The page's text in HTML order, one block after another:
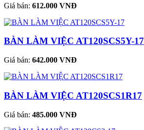
Giá bán: 612.000 VNĐ
BÀN LÀM VIỆC AT120SCS5Y-17
Giá bán: 642.000 VNĐ
BÀN LÀM VIỆC AT120SCS1R17
Giá bán: 485.000 VNĐ